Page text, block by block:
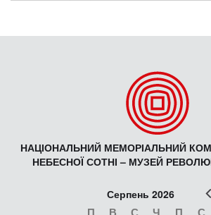
НАЦІОНАЛЬНИЙ МЕМОРІАЛЬНИЙ
НЕБЕСНОЇ СОТНІ – МУЗЕЙ
Серпень 2026